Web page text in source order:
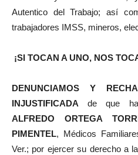
Autentico del Trabajo; así
trabajadores IMSS, mineros,
¡SI TOCAN A UNO, NOS
DENUNCIAMOS Y
INJUSTIFICADA de que
ALFREDO ORTEGA
PIMENTEL, Médicos
Ver.; por ejercer su derecho a